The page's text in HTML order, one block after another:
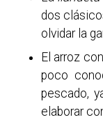
dos
olvidar la
El arroz
poco
pescado,
elaborar